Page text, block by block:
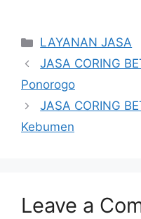
Categories
LAYANAN JASA
JASA CORING
Ponorogo
JASA CORING
Kebumen
Leave a